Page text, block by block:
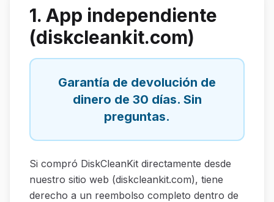
1. App independiente
(diskcleankit.com)
Garantía de devolución de
dinero de 30 días. Sin
preguntas.
Si compró DiskCleanKit directamente desde
nuestro sitio web (diskcleankit.com), tiene
derecho a un reembolso completo dentro de